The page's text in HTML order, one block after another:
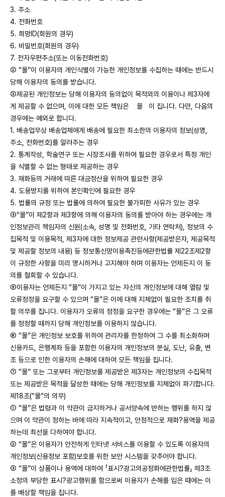
3. 주소
4. 전화번호
5. 희망ID(회원의 경우)
6. 비밀번호(회원의 경우)
7. 전자우편주소(또는 이동전화번호)
② “몰”이 이용자의 개인식별이 가능한 개인정보를 수집하는 때에는 반드시
당해 이용자의 동의를 받습니다.
③제공된 개인정보는 당해 이용자의 동의없이 목적외의 이용이나 제3자에
게 제공할 수 없으며, 이에 대한 모든 책임은 몰 이 집니다. 다만, 다음의
경우에는 예외로 합니다.
1. 배송업무상 배송업체에게 배송에 필요한 최소한의 이용자의 정보(성명,
주소, 전화번호)를 알려주는 경우
2. 통계작성, 학술연구 또는 시장조사를 위하여 필요한 경우로서 특정 개인
을 식별할 수 없는 형태로 제공하는 경우
3. 재화등의 거래에 따른 대금정산을 위하여 필요한 경우
4. 도용방지를 위하여 본인확인에 필요한 경우
5. 법률의 규정 또는 법률에 의하여 필요한 불가피한 사유가 있는 경우
④“몰”이 제2항과 제3항에 의해 이용자의 동의를 받아야 하는 경우에는 개
인정보관리 책임자의 신원(소속, 성명 및 전화번호, 기타 연락처), 정보의 수
집목적 및 이용목적, 제3자에 대한 정보제공 관련사항(제공받은자, 제공목적
및 제공할 정보의 내용) 등 정보통신망이용촉진등에관한법률 제22조제2항
이 규정한 사항을 미리 명시하거나 고지해야 하며 이용자는 언제든지 이 동
의를 철회할 수 있습니다.
⑤이용자는 언제든지 “몰”이 가지고 있는 자신의 개인정보에 대해 열람 및
오류정정을 요구할 수 있으며 “몰”은 이에 대해 지체없이 필요한 조치를 취
할 의무를 집니다. 이용자가 오류의 정정을 요구한 경우에는 “몰”은 그 오류
를 정정할 때까지 당해 개인정보를 이용하지 않습니다.
⑥ “몰”은 개인정보 보호를 위하여 관리자를 한정하여 그 수를 최소화하며
신용카드, 은행계좌 등을 포함한 이용자의 개인정보의 분실, 도난, 유출, 변
조 등으로 인한 이용자의 손해에 대하여 모든 책임을 집니다.
⑦ “몰” 또는 그로부터 개인정보를 제공받은 제3자는 개인정보의 수집목적
또는 제공받은 목적을 달성한 때에는 당해 개인정보를 지체없이 파기합니다.
제18조(“몰“의 의무)
① “몰”은 법령과 이 약관이 금지하거나 공서양속에 반하는 행위를 하지 않
으며 이 약관이 정하는 바에 따라 지속적이고, 안정적으로 재화?용역을 제공
하는데 최선을 다하여야 합니다.
② “몰”은 이용자가 안전하게 인터넷 서비스를 이용할 수 있도록 이용자의
개인정보(신용정보 포함)보호를 위한 보안 시스템을 갖추어야 합니다.
③ “몰”이 상품이나 용역에 대하여 「표시?광고의공정화에관한법률」 제3조
소정의 부당한 표시?광고행위를 함으로써 이용자가 손해를 입은 때에는 이
를 배상할 책임을 집니다.